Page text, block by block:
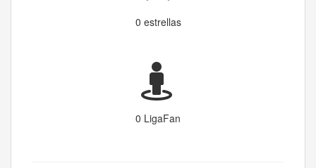
0 estrellas
0 LigaFan